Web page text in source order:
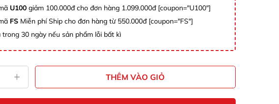
U100 giảm 100.000đ cho đơn hàng 1.099.000đ [coupon="U100"]
FS Miễn phí Ship cho đơn hàng từ 550.000đ [coupon="FS"]
30 ngày nếu sản phẩm lỗi bất kì
THÊM VÀO GIỎ